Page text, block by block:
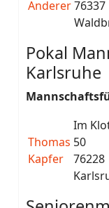
Anderer76337
Pokal
Karlsruhe
Thomas
Kapfer
Im
50
76228